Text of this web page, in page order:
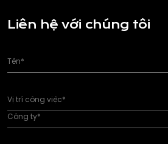
Liên hệ với chúng tôi